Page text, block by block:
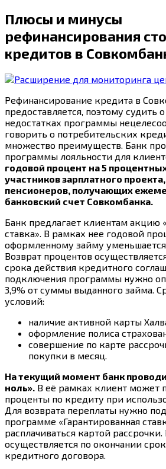
Плюсы и минусы
рефинансирования
кредитов в
Рефинансирование кредита в
предоставляется, поэтому судить
недостатках программы
говорить о потребительских
множество преимуществ. Банк
программы лояльности для
годовой процент на 5
участников зарплатного
пенсионеров, получающих
банковский счет Совкомбанка.
Банк предлагает клиентам акцию
ставка». В рамках нее годовой
оформленному займу уменьшается
Возврат процентов
срока действия кредитного
подключения программы нужно
3,9% от суммы выданного займа.
условий:
наличие активной карты
оформление полиса
совершение по карте
покупки в месяц.
На текущий момент банк
ноль». В её рамках клиент может
проценты по кредиту при
Для возврата переплаты нужно
программе «Гарантированная
расплачиваться картой
осуществляется по окончании
кредитного договора.